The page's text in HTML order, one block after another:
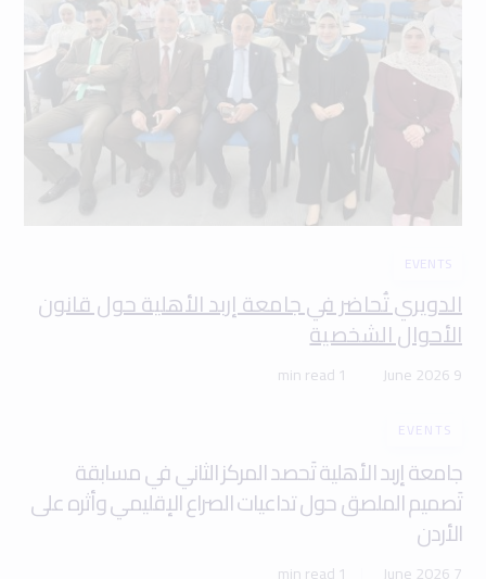
EVENTS
الدويري تُحاضر في جامعة إربد الأهلية حول قانون
الأحوال الشخصية
9 June 2026
1 min read
EVENTS
جامعة إربد الأهلية تَحصد المركز الثاني في مسابقة
تَصميم الملصق حول تداعيات الصراع الإقليمي وأثره على
الأردن